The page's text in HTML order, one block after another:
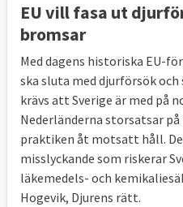
EU vill fasa ut
bromsar
Med dagens historiska EU-
ska sluta med djurförsök
krävs att Sverige är med på
Nederländerna storsatsar
praktiken åt motsatt håll.
misslyckande som riskerar
läkemedels- och
Hogevik, Djurens rätt.